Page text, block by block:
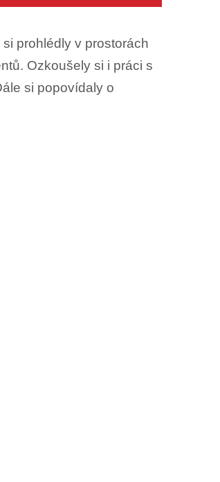
prohlédly v prostorách
Ozkoušely si i práci s
si popovídaly o